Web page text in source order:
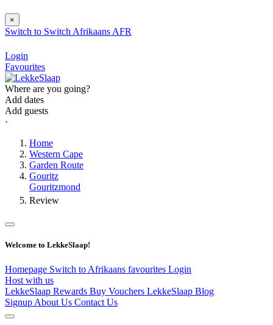
×
Switch to Switch Afrikaans AFR
Login
Favourites
Where are you going?
Add dates
Add guests
⋅
Home
Western Cape
Garden Route
Gouritz
Gouritzmond
Review
Welcome to LekkeSlaap!
Homepage Switch to Afrikaans favourites Login
Host with us
LekkeSlaap Rewards Buy Vouchers LekkeSlaap Blog
Signup About Us Contact Us